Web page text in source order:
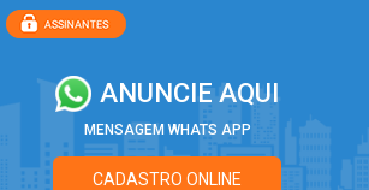
ANUNCIE AQUI
MENSAGEM WHATS APP
CADASTRO ONLINE